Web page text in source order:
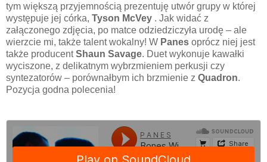
tym większą przyjemnością prezentuję utwór grupy w której
występuje jej córka, Tyson McVey . Jak widać z
załączonego zdjęcia, po matce odziedziczyła urodę – ale
wierzcie mi, także talent wokalny! W Panes oprócz niej jest
także producentShaun Savage. Duet wykonuje kawałki
wyciszone, z delikatnym wybrzmieniem perkusji czy
syntezatorów – porównałbym ich brzmienie z Quadron.
Pozycja godna polecenia!